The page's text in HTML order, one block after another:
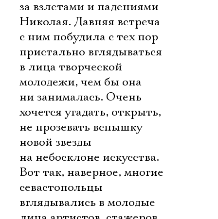
за взлетами и падениями
Николая. Давняя встреча
с ним побудила с тех пор
пристально вглядываться
в лица творческой
молодежи, чем бы она
ни занималась. Очень
хочется угадать, открыть,
не прозевать вспышку
новой звезды
на небосклоне искусства.
Вот так, наверное, многие
севастопольцы
вглядывались в молодые